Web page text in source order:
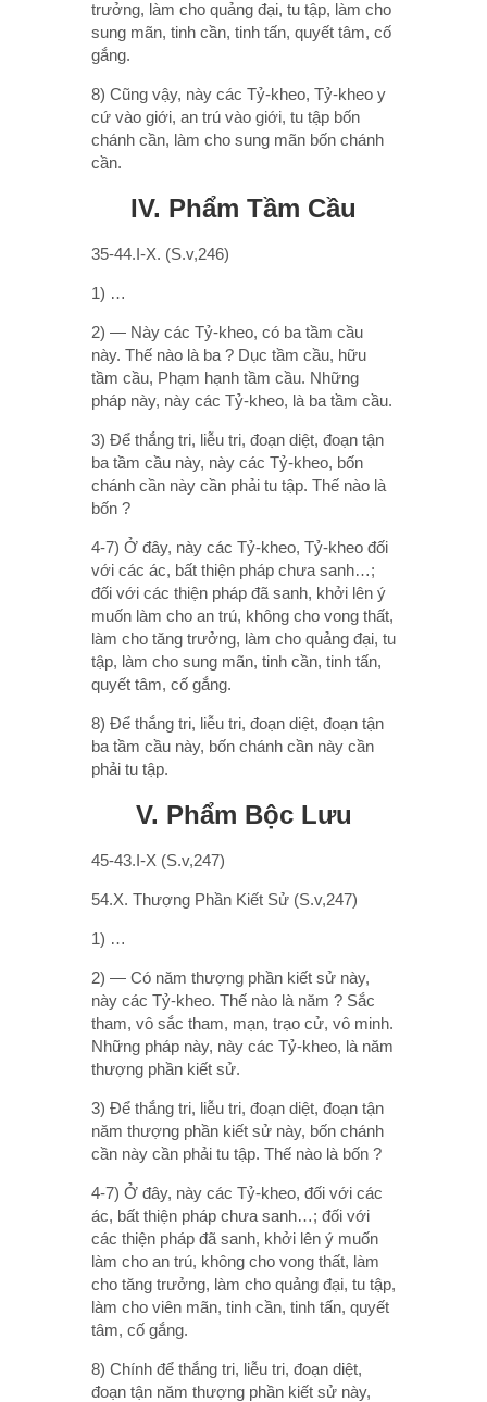
trưởng, làm cho quảng đại, tu tập, làm cho
sung mãn, tinh cần, tinh tấn, quyết tâm, cố
gắng.
8) Cũng vậy, này các Tỷ-kheo, Tỷ-kheo y
cứ vào giới, an trú vào giới, tu tập bốn
chánh cần, làm cho sung mãn bốn chánh
cần.
IV. Phẩm Tầm Cầu
35-44.I-X. (S.v,246)
1) …
2) — Này các Tỷ-kheo, có ba tầm cầu
này. Thế nào là ba ? Dục tầm cầu, hữu
tầm cầu, Phạm hạnh tầm cầu. Những
pháp này, này các Tỷ-kheo, là ba tầm cầu.
3) Ðể thắng tri, liễu tri, đoạn diệt, đoạn tận
ba tầm cầu này, này các Tỷ-kheo, bốn
chánh cần này cần phải tu tập. Thế nào là
bốn ?
4-7) Ở đây, này các Tỷ-kheo, Tỷ-kheo đối
với các ác, bất thiện pháp chưa sanh…;
đối với các thiện pháp đã sanh, khởi lên ý
muốn làm cho an trú, không cho vong thất,
làm cho tăng trưởng, làm cho quảng đại, tu
tập, làm cho sung mãn, tinh cần, tinh tấn,
quyết tâm, cố gắng.
8) Ðể thắng tri, liễu tri, đoạn diệt, đoạn tận
ba tầm cầu này, bốn chánh cần này cần
phải tu tập.
V. Phẩm Bộc Lưu
45-43.I-X (S.v,247)
54.X. Thượng Phần Kiết Sử (S.v,247)
1) …
2) — Có năm thượng phần kiết sử này,
này các Tỷ-kheo. Thế nào là năm ? Sắc
tham, vô sắc tham, mạn, trạo cử, vô minh.
Những pháp này, này các Tỷ-kheo, là năm
thượng phần kiết sử.
3) Ðể thắng tri, liễu tri, đoạn diệt, đoạn tận
năm thượng phần kiết sử này, bốn chánh
cần này cần phải tu tập. Thế nào là bốn ?
4-7) Ở đây, này các Tỷ-kheo, đối với các
ác, bất thiện pháp chưa sanh…; đối với
các thiện pháp đã sanh, khởi lên ý muốn
làm cho an trú, không cho vong thất, làm
cho tăng trưởng, làm cho quảng đại, tu tập,
làm cho viên mãn, tinh cần, tinh tấn, quyết
tâm, cố gắng.
8) Chính để thắng tri, liễu tri, đoạn diệt,
đoạn tận năm thượng phần kiết sử này,